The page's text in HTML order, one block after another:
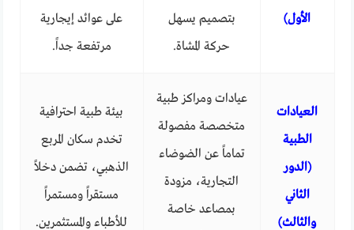
الأول)
بتصميم يسهل
حركة المشاة.
على عوائد إيجارية
مرتفعة جداً.
العيادات
الطبية
(الدور
الثاني
والثالث)
عيادات ومراكز طبية
متخصصة مفصولة
تماماً عن الضوضاء
التجارية، مزودة
بمصاعد خاصة
بيئة طبية احترافية
تخدم سكان المربع
الذهبي، تضمن دخلاً
مستقراً ومستمراً
للأطباء والمستثمرين.